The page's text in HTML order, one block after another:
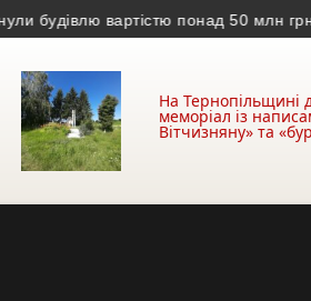
вартістю понад 50 млн грн •
На Тернопільщині
меморіал із
Вітчизняну» та